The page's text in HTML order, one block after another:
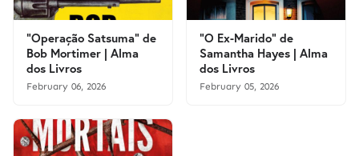
"Operação Satsuma" de
Bob Mortimer | Alma
dos Livros
February 06, 2026
"O Ex-Marido" de
Samantha Hayes | Alma
dos Livros
February 05, 2026